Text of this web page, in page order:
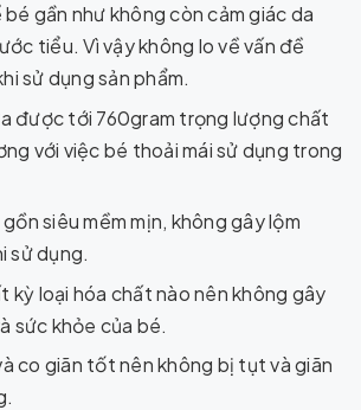
gần như không còn cảm giác da
tiểu. Vì vậy không lo về vấn đề
sử dụng sản phẩm.
được tới 760gram trọng lượng chất
với việc bé thoải mái sử dụng trong
siêu mềm mịn, không gây lộm
sử dụng.
kỳ loại hóa chất nào nên không gây
sức khỏe của bé.
co giãn tốt nên không bị tụt và giãn